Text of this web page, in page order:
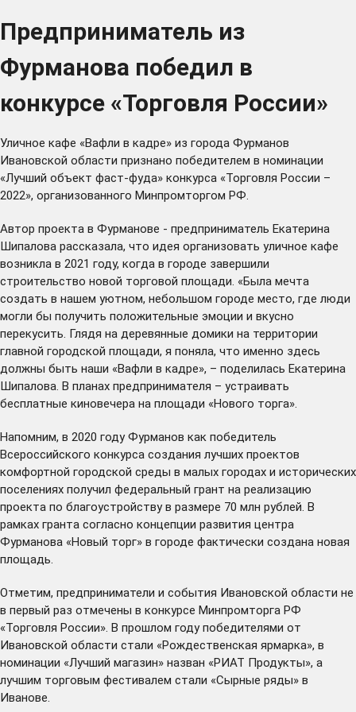
Предприниматель из
Фурманова победил в
конкурсе «Торговля России»
Уличное кафе «Вафли в кадре» из города Фурманов
Ивановской области признано победителем в номинации
«Лучший объект фаст-фуда» конкурса «Торговля России –
2022», организованного Минпромторгом РФ.
Автор проекта в Фурманове - предприниматель Екатерина
Шипалова рассказала, что идея организовать уличное кафе
возникла в 2021 году, когда в городе завершили
строительство новой торговой площади. «Была мечта
создать в нашем уютном, небольшом городе место, где люди
могли бы получить положительные эмоции и вкусно
перекусить. Глядя на деревянные домики на территории
главной городской площади, я поняла, что именно здесь
должны быть наши «Вафли в кадре», – поделилась Екатерина
Шипалова. В планах предпринимателя – устраивать
бесплатные киновечера на площади «Нового торга».
Напомним, в 2020 году Фурманов как победитель
Всероссийского конкурса создания лучших проектов
комфортной городской среды в малых городах и исторических
поселениях получил федеральный грант на реализацию
проекта по благоустройству в размере 70 млн рублей. В
рамках гранта согласно концепции развития центра
Фурманова «Новый торг» в городе фактически создана новая
площадь.
Отметим, предприниматели и события Ивановской области не
в первый раз отмечены в конкурсе Минпромторга РФ
«Торговля России». В прошлом году победителями от
Ивановской области стали «Рождественская ярмарка», в
номинации «Лучший магазин» назван «РИАТ Продукты», а
лучшим торговым фестивалем стали «Сырные ряды» в
Иванове.